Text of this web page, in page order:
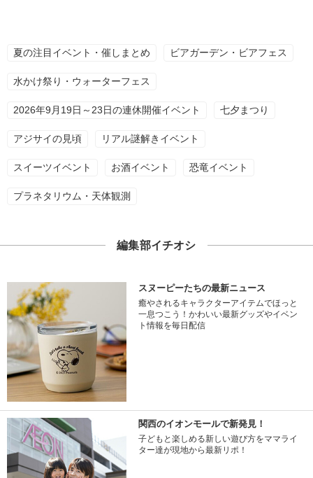
夏の注目イベント・催しまとめ ビアガーデン・ビアフェス
水かけ祭り・ウォーターフェス
2026年9月19日～23日の連休開催イベント 七夕まつり
アジサイの見頃 リアル謎解きイベント
スイーツイベント お酒イベント 恐竜イベント
プラネタリウム・天体観測
編集部イチオシ
スヌーピーたちの最新ニュース
癒やされるキャラクターアイテムでほっと
一息つこう！かわいい最新グッズやイベン
ト情報を毎日配信
関西のイオンモールで新発見！
子どもと楽しめる新しい遊び方をママライ
ター達が現地から最新リポ！